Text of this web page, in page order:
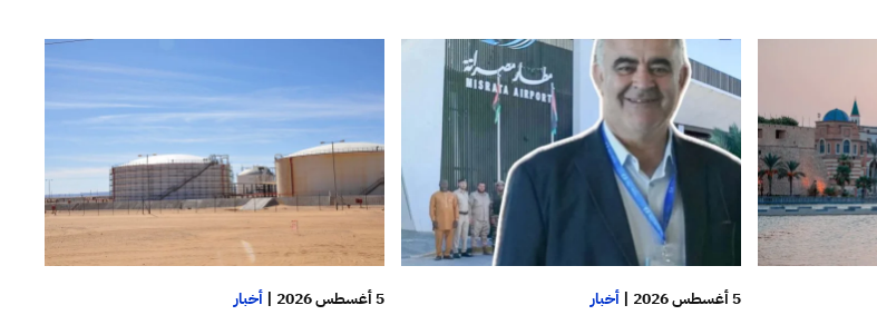
5 أغسطس 2026 |أخبار 5 أغسطس 2026 |أخبار